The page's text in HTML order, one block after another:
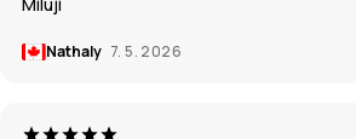
Nathaly 7. 5. 2026